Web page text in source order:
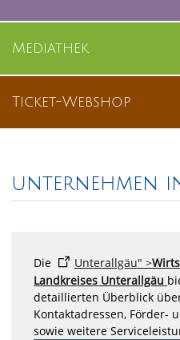
Mediathek
Ticket-Webshop
unternehmen
Die Unterallgäu" >
Landkreises Unterallgäu
detaillierten Überblick
Kontaktadressen, Förder-
sowie weitere